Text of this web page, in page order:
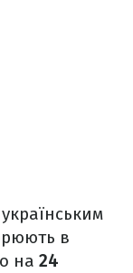
в
на 24